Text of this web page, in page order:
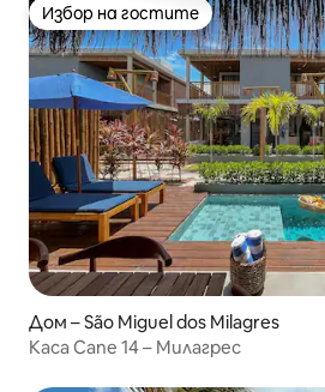
Избор на гостите
Избор на гостите
Дом – São Miguel dos Milagres
Каса Сапе 14 – Милагрес